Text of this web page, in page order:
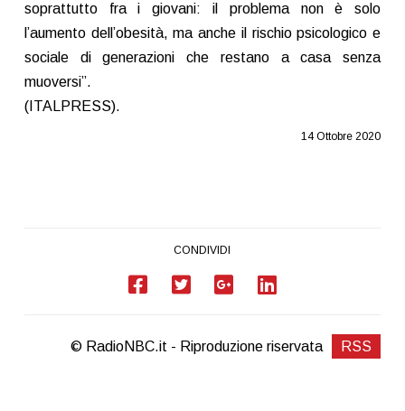
soprattutto fra i giovani: il problema non è solo
l’aumento dell’obesità, ma anche il rischio psicologico e
sociale di generazioni che restano a casa senza
muoversi”.
(ITALPRESS).
14 Ottobre 2020
CONDIVIDI
© RadioNBC.it - Riproduzione riservata RSS